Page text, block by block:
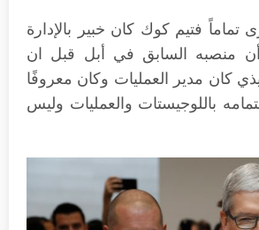
تماماً فتيم كوك كان خبير بالإدارة
منصبه السابق في أبل قبل ان
كان مدير العمليات وكان معروفًا
باللوجيستات والعمليات وليس